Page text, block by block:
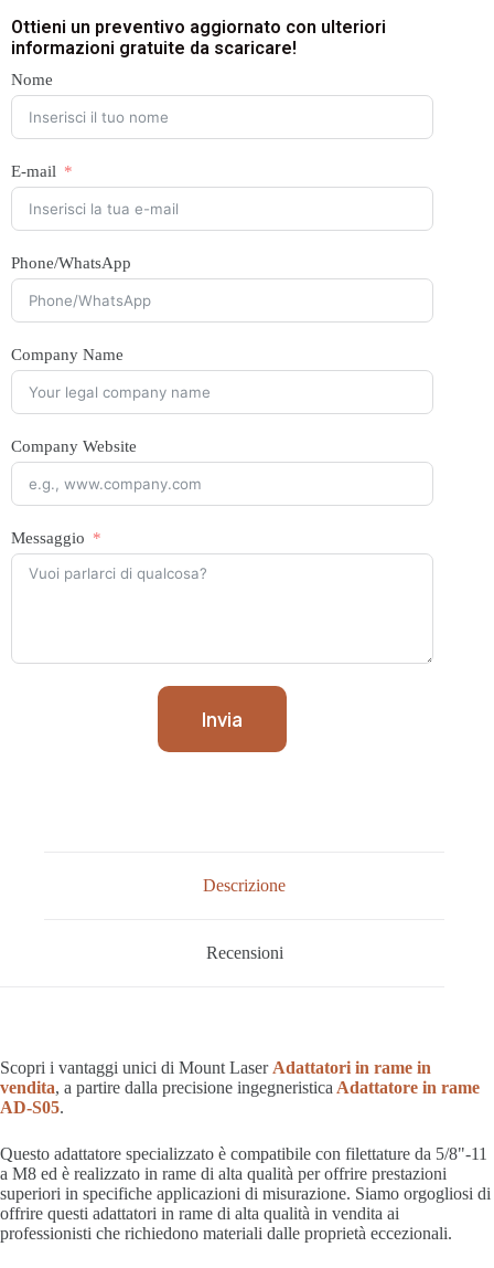
Ottieni un preventivo aggiornato con ulteriori
informazioni gratuite da scaricare!
Nome
E-mail
Phone/WhatsApp
Company Name
Company Website
Messaggio
Invia
Descrizione
Recensioni
Scopri i vantaggi unici di Mount Laser Adattatori in rame in
vendita, a partire dalla precisione ingegneristica Adattatore in rame
AD-S05.
Questo adattatore specializzato è compatibile con filettature da 5/8"-11
a M8 ed è realizzato in rame di alta qualità per offrire prestazioni
superiori in specifiche applicazioni di misurazione. Siamo orgogliosi di
offrire questi adattatori in rame di alta qualità in vendita ai
professionisti che richiedono materiali dalle proprietà eccezionali.